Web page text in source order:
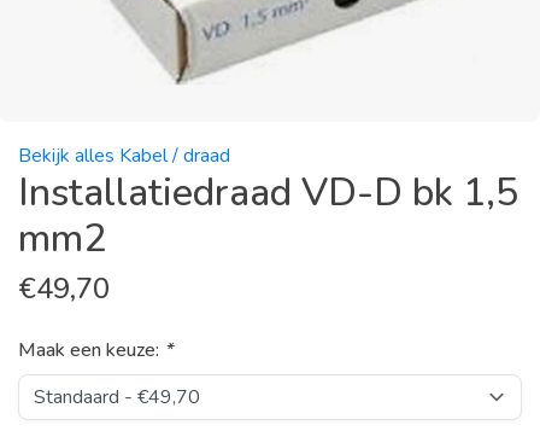
Bekijk alles Kabel / draad
Installatiedraad VD-D bk 1,5
mm2
€49,70
Maak een keuze: *